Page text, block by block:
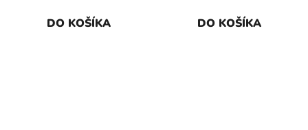
DO KOŠÍKA DO KOŠÍKA